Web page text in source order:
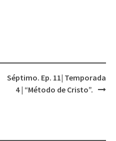
Séptimo. Ep. 11| Temporada
4 | “Método de Cristo”.